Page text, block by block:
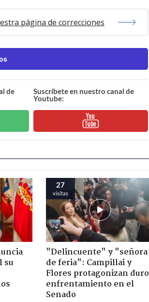
página de correcciones
de
Suscríbete en nuestro canal de
Youtube:
su
27
visitas
"Delincuente" y "señora
de feria": Campillai y
Flores protagonizan duro
enfrentamiento en el
Senado